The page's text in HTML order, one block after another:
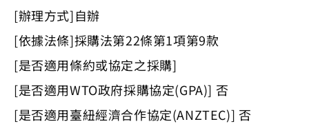
[辦理方式]自辦
[依據法條]採購法第22條第1項第9款
[是否適用條約或協定之採購]
[是否適用WTO政府採購協定(GPA)] 否
[是否適用臺紐經濟合作協定(ANZTEC)] 否